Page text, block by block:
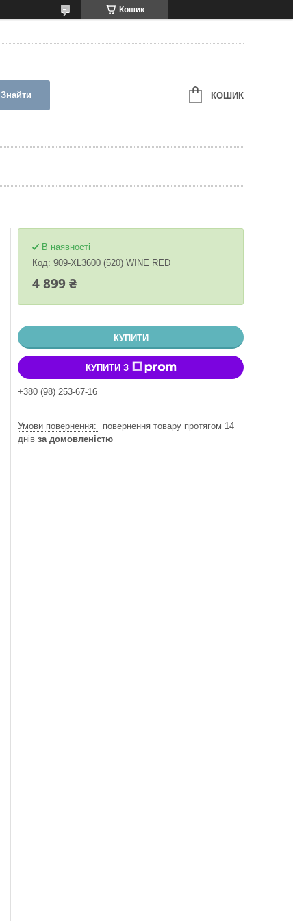
Кошик
Знайти КОШИК
В наявності
Код: 909-XL3600 (520) WINE RED
4 899 ₴
КУПИТИ
КУПИТИ З
+380 (98) 253-67-16
повернення товару протягом 14
днів за домовленістю